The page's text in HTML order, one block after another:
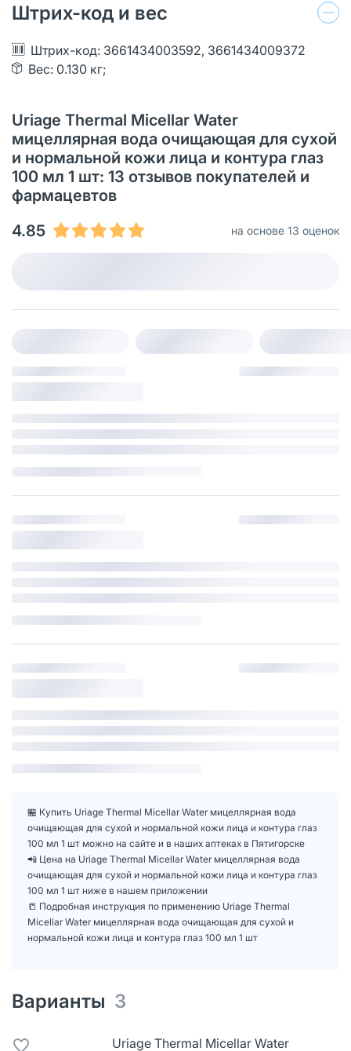
Штрих-код и вес
Штрих-код: 3661434003592, 3661434009372
Вес: 0.130 кг;
Uriage Thermal Micellar Water
мицеллярная вода очищающая для сухой
и нормальной кожи лица и контура глаз
100 мл 1 шт: 13 отзывов покупателей и
фармацевтов
4.85
на основе 13 оценок
🏪 Купить Uriage Thermal Micellar Water мицеллярная вода
очищающая для сухой и нормальной кожи лица и контура глаз
100 мл 1 шт можно на сайте и в наших аптеках в Пятигорске
📲 Цена на Uriage Thermal Micellar Water мицеллярная вода
очищающая для сухой и нормальной кожи лица и контура глаз
100 мл 1 шт ниже в нашем приложении
📒 Подробная инструкция по применению Uriage Thermal
Micellar Water мицеллярная вода очищающая для сухой и
нормальной кожи лица и контура глаз 100 мл 1 шт
Варианты 3
Uriage Thermal Micellar Water